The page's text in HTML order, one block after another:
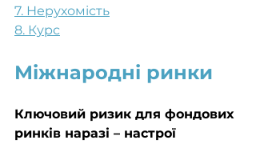
7. Нерухомість
8. Курс
Міжнародні ринки
Ключовий ризик для фондових
ринків наразі – настрої